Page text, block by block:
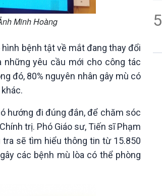
Minh Hoàng
bệnh tật về mắt đang thay đổi
những yêu cầu mới cho công tác
đó, 80% nguyên nhân gây mù có
hướng đi đúng đắn, để chăm sóc
trị. Phó Giáo sư, Tiến sĩ Phạm
sẽ tìm hiểu thông tin từ 15.850
các bệnh mù lòa có thể phòng
5